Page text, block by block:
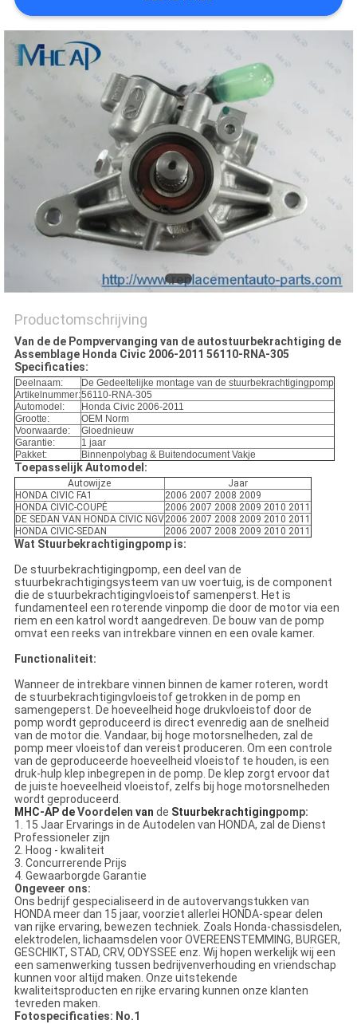
Productomschrijving
Van de de Pompvervanging van de autostuurbekrachtiging de
Assemblage Honda Civic 2006-2011 56110-RNA-305
Specificaties:
Deelnaam:
De Gedeeltelijke montage van de stuurbekrachtigingpomp
Artikelnummer:56110-RNA-305
Automodel:
Honda Civic 2006-2011
Grootte:
OEM Norm
Voorwaarde:
Gloednieuw
Garantie:
1 jaar
Pakket:
Binnenpolybag & Buitendocument Vakje
Toepasselijk Automodel:
Autowijze
Jaar
HONDA CIVIC FA1
2006 2007 2008 2009
HONDA CIVIC-COUPÉ
2006 2007 2008 2009 2010 2011
DE SEDAN VAN HONDA CIVIC NGV2006 2007 2008 2009 2010 2011
HONDA CIVIC-SEDAN
2006 2007 2008 2009 2010 2011
Wat Stuurbekrachtigingpomp is:
De stuurbekrachtigingpomp, een deel van de
stuurbekrachtigingsysteem van uw voertuig, is de component
die de stuurbekrachtigingvloeistof samenperst. Het is
fundamenteel een roterende vinpomp die door de motor via een
riem en een katrol wordt aangedreven. De bouw van de pomp
omvat een reeks van intrekbare vinnen en een ovale kamer.
Functionaliteit:
Wanneer de intrekbare vinnen binnen de kamer roteren, wordt
de stuurbekrachtigingvloeistof getrokken in de pomp en
samengeperst. De hoeveelheid hoge drukvloeistof door de
pomp wordt geproduceerd is direct evenredig aan de snelheid
van de motor die. Vandaar, bij hoge motorsnelheden, zal de
pomp meer vloeistof dan vereist produceren. Om een controle
van de geproduceerde hoeveelheid vloeistof te houden, is een
druk-hulp klep inbegrepen in de pomp. De klep zorgt ervoor dat
de juiste hoeveelheid vloeistof, zelfs bij hoge motorsnelheden
wordt geproduceerd.
MHC-AP deVoordelen van de Stuurbekrachtigingpomp:
1. 15 Jaar Ervarings in de Autodelen van HONDA, zal de Dienst
Professioneler zijn
2. Hoog - kwaliteit
3. Concurrerende Prijs
4. Gewaarborgde Garantie
Ongeveer ons:
Ons bedrijf gespecialiseerd in de autovervangstukken van
HONDA meer dan 15 jaar, voorziet allerlei HONDA-spear delen
van rijke ervaring, bewezen techniek. Zoals Honda-chassisdelen,
elektrodelen, lichaamsdelen voor OVEREENSTEMMING, BURGER,
GESCHIKT, STAD, CRV, ODYSSEE enz. Wij hopen werkelijk wij een
een samenwerking tussen bedrijvenverhouding en vriendschap
kunnen voor altijd maken. Onze uitstekende
kwaliteitsproducten en rijke ervaring kunnen onze klanten
tevreden maken.
Fotospecificaties: No.1